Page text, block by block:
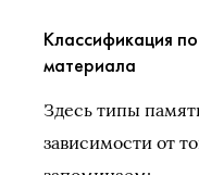
Классификация
материала
Здесь типы
зависимости от